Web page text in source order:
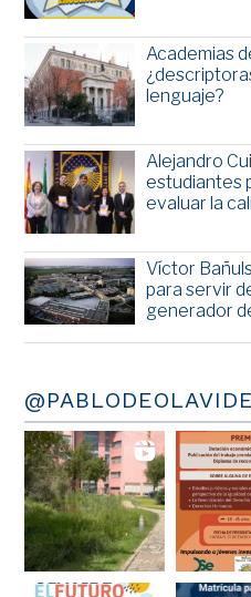
Academias
lenguaje?
Alejandro
estudiantes
evaluar la
Víctor
para servir
generador
@PABLODEOLAVIDE